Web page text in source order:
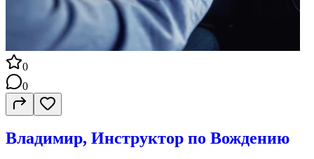
0
0
Владимир, Инструктор по Вождению